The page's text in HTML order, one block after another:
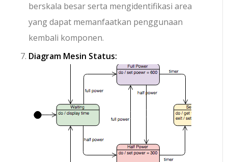
berskala besar serta mengidentifikasi area
yang dapat memanfaatkan penggunaan
kembali komponen.
Diagram Mesin Status: